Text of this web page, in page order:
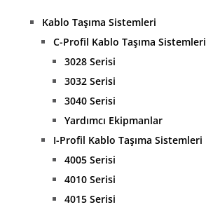
Kablo Taşıma Sistemleri
C-Profil Kablo Taşıma Sistemleri
3028 Serisi
3032 Serisi
3040 Serisi
Yardımcı Ekipmanlar
I-Profil Kablo Taşıma Sistemleri
4005 Serisi
4010 Serisi
4015 Serisi